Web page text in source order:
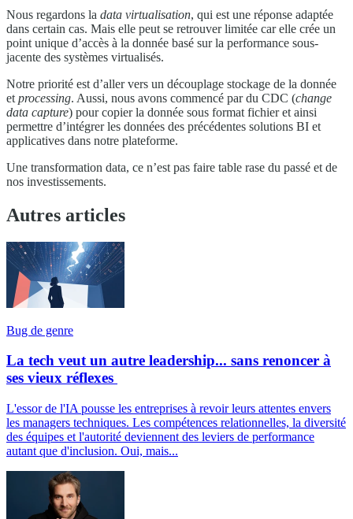
Nous regardons la data virtualisation, qui est une réponse adaptée
dans certain cas. Mais elle peut se retrouver limitée car elle crée un
point unique d’accès à la donnée basé sur la performance sous-
jacente des systèmes virtualisés.
Notre priorité est d’aller vers un découplage stockage de la donnée
et processing. Aussi, nous avons commencé par du CDC (change
data capture) pour copier la donnée sous format fichier et ainsi
permettre d’intégrer les données des précédentes solutions BI et
applicatives dans notre plateforme.
Une transformation data, ce n’est pas faire table rase du passé et de
nos investissements.
Autres articles
Bug de genre
La tech veut un autre leadership... sans renoncer à
ses vieux réflexes
L'essor de l'IA pousse les entreprises à revoir leurs attentes envers
les managers techniques. Les compétences relationnelles, la diversité
des équipes et l'autorité deviennent des leviers de performance
autant que d'inclusion. Oui, mais...